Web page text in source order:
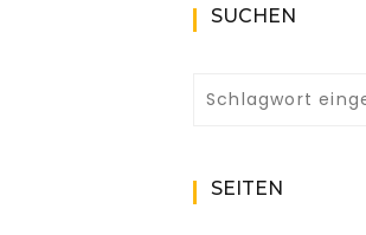
SUCHEN
SEITEN